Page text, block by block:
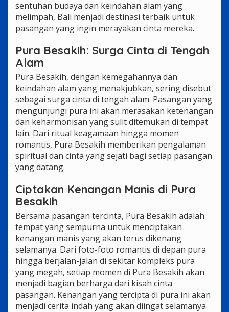
sentuhan budaya dan keindahan alam yang
melimpah, Bali menjadi destinasi terbaik untuk
pasangan yang ingin merayakan cinta mereka.
Pura Besakih: Surga Cinta di Tengah
Alam
Pura Besakih, dengan kemegahannya dan
keindahan alam yang menakjubkan, sering disebut
sebagai surga cinta di tengah alam. Pasangan yang
mengunjungi pura ini akan merasakan ketenangan
dan keharmonisan yang sulit ditemukan di tempat
lain. Dari ritual keagamaan hingga momen
romantis, Pura Besakih memberikan pengalaman
spiritual dan cinta yang sejati bagi setiap pasangan
yang datang.
Ciptakan Kenangan Manis di Pura
Besakih
Bersama pasangan tercinta, Pura Besakih adalah
tempat yang sempurna untuk menciptakan
kenangan manis yang akan terus dikenang
selamanya. Dari foto-foto romantis di depan pura
hingga berjalan-jalan di sekitar kompleks pura
yang megah, setiap momen di Pura Besakih akan
menjadi bagian berharga dari kisah cinta
pasangan. Kenangan yang tercipta di pura ini akan
menjadi cerita indah yang akan diingat selamanya.